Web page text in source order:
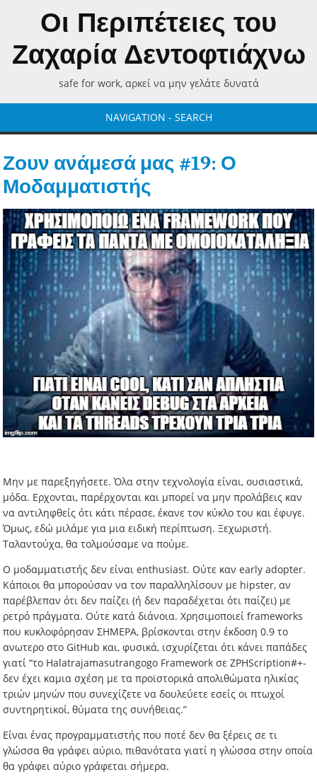
Οι Περιπέτειες του
Ζαχαρία Δεντοφτιάχνω
safe for work, αρκεί να μην γελάτε δυνατά
NAVIGATION - SEARCH
Ζουν ανάμεσά μας #19: Ο
Μοδαμματιστής
Μην με παρεξηγήσετε. Όλα στην τεχνολογία είναι, ουσιαστικά,
μόδα. Ερχονται, παρέρχονται και μπορεί να μην προλάβεις καν
να αντιληφθείς ότι κάτι πέρασε, έκανε τον κύκλο του και έφυγε.
Όμως, εδώ μιλάμε για μια ειδική περίπτωση. Ξεχωριστή.
Ταλαντούχα, θα τολμούσαμε να πούμε.
Ο μοδαμματιστής δεν είναι enthusiast. Ούτε καν early adopter.
Κάποιοι θα μπορούσαν να τον παραλληλίσουν με hipster, αν
παρέβλεπαν ότι δεν παίζει (ή δεν παραδέχεται ότι παίζει) με
ρετρό πράγματα. Ούτε κατά διάνοια. Χρησιμοποιεί frameworks
που κυκλοφόρησαν ΣΗΜΕΡΑ, βρίσκονται στην έκδοση 0.9 το
ανωτερο στο GitHub και, φυσικά, ισχυρίζεται ότι κάνει παπάδες
γιατί “το Halatrajamasutrangogo Framework σε ZPHScription#+-
δεν έχει καμια σχέση με τα προϊστορικά απολιθώματα ηλικίας
τριών μηνών που συνεχίζετε να δουλεύετε εσείς οι πτωχοί
συντηρητικοί, θύματα της συνήθειας.”
Είναι ένας προγραμματιστής που ποτέ δεν θα ξέρεις σε τι
γλώσσα θα γράφει αύριο, πιθανότατα γιατί η γλώσσα στην οποία
θα γράφει αύριο γράφεται σήμερα.